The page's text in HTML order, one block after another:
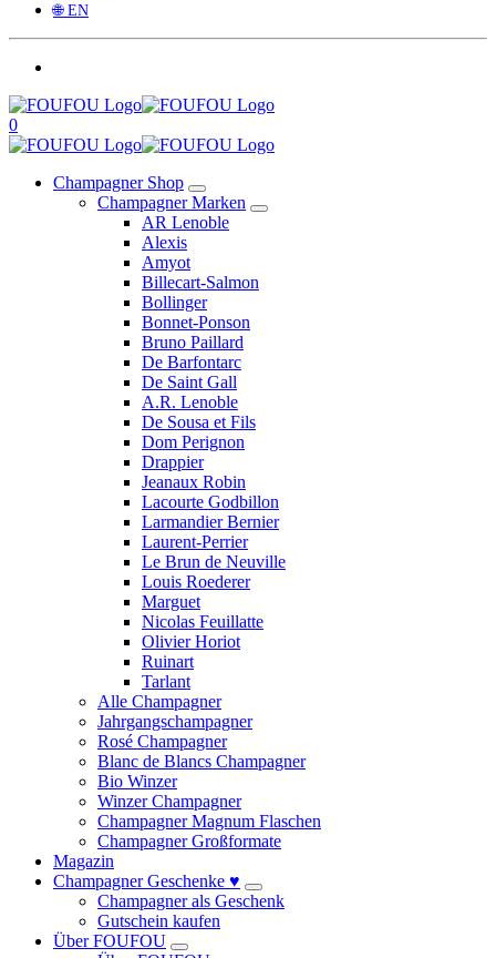
🌐 EN
0
Champagner Shop
Champagner Marken
AR Lenoble
Alexis
Amyot
Billecart-Salmon
Bollinger
Bonnet-Ponson
Bruno Paillard
De Barfontarc
De Saint Gall
A.R. Lenoble
De Sousa et Fils
Dom Perignon
Drappier
Jeanaux Robin
Lacourte Godbillon
Larmandier Bernier
Laurent-Perrier
Le Brun de Neuville
Louis Roederer
Marguet
Nicolas Feuillatte
Olivier Horiot
Ruinart
Tarlant
Alle Champagner
Jahrgangschampagner
Rosé Champagner
Blanc de Blancs Champagner
Bio Winzer
Winzer Champagner
Champagner Magnum Flaschen
Champagner Großformate
Magazin
Champagner Geschenke ♥
Champagner als Geschenk
Gutschein kaufen
Über FOUFOU